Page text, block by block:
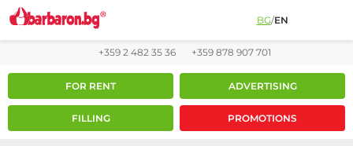
BG/EN
+359 2 482 35 36 +359 878 907 701
FOR RENT ADVERTISING
FILLING PROMOTIONS